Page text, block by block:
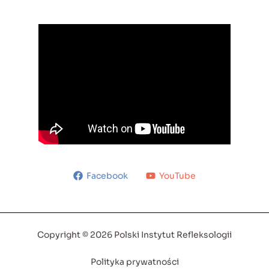
Facebook YouTube
Copyright © 2026 Polski Instytut Refleksologii
Polityka prywatności